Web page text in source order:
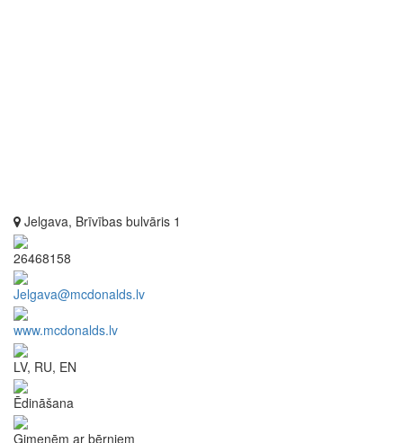
Jelgava, Brīvības bulvāris 1
26468158
Jelgava@mcdonalds.lv
www.mcdonalds.lv
LV, RU, EN
Ēdināšana
Ģimenēm ar bērniem